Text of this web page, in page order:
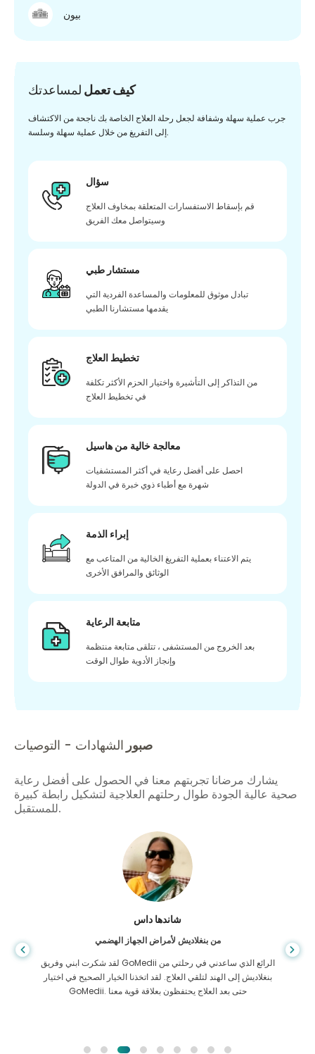
بيون
كيف تعمل لمساعدتك
جرب عملية سهلة وشفافة لجعل رحلة العلاج الخاصة بك ناجحة من الاكتشاف
إلى التفريغ من خلال عملية سهلة وسلسة.
سؤال
قم بإسقاط الاستفسارات المتعلقة بمخاوف العلاج
وسيتواصل معك الفريق
مستشار طبي
تبادل موثوق للمعلومات والمساعدة الفردية التي
يقدمها مستشارنا الطبي
تخطيط العلاج
من التذاكر إلى التأشيرة واختيار الحزم الأكثر تكلفة
في تخطيط العلاج
معالجة خالية من هاسيل
احصل على أفضل رعاية في أكثر المستشفيات
شهرة مع أطباء ذوي خبرة في الدولة
إبراء الذمة
يتم الاعتناء بعملية التفريغ الخالية من المتاعب مع
الوثائق والمرافق الأخرى
متابعة الرعاية
بعد الخروج من المستشفى ، تتلقى متابعة منتظمة
وإنجاز الأدوية طوال الوقت
صبور الشهادات - التوصيات
يشارك مرضانا تجربتهم معنا في الحصول على أفضل رعاية
صحية عالية الجودة طوال رحلتهم العلاجية لتشكيل رابطة كبيرة
للمستقبل.
شاندها داس
من بنغلاديش لأمراض الجهاز الهضمي
لقد شكرت ابني وفريق GoMedii الرائع الذي ساعدني في رحلتي من
بنغلاديش إلى الهند لتلقي العلاج. لقد اتخذنا الخيار الصحيح في اختيار
GoMedii. حتى بعد العلاج يحتفظون بعلاقة قوية معنا